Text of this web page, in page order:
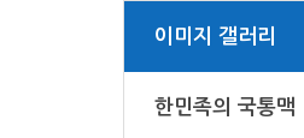
이미지 갤러리
한민족의 국통맥